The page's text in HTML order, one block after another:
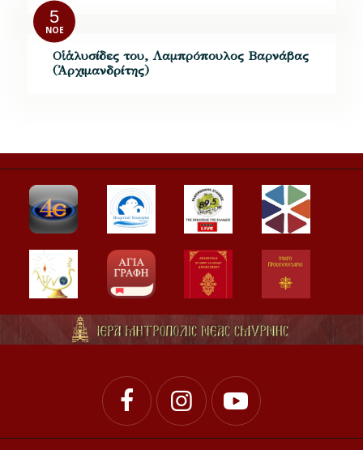
5
ΝΟΈ
Οἱ ἁλυσίδες του, Λαμπρόπουλος Βαρνάβας
(Ἀρχιμανδρίτης)